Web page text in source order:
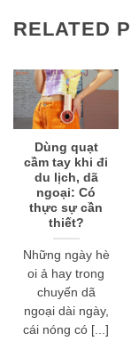
RELATED
Dùng quạt
cầm tay khi đi
du lịch, dã
ngoại: Có
thực sự cần
thiết?
Những ngày hè
oi ả hay trong
chuyến dã
ngoại dài ngày,
cái nóng có [...]